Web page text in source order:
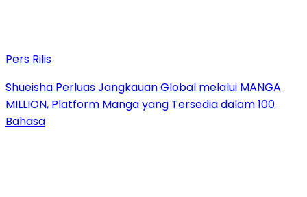
Pers Rilis
Shueisha Perluas Jangkauan Global melalui MANGA
MILLION, Platform Manga yang Tersedia dalam 100
Bahasa